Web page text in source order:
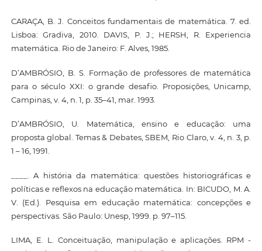
CARAÇA, B. J. Conceitos fundamentais de matemática. 7. ed.
Lisboa: Gradiva, 2010. DAVIS, P. J.; HERSH, R. Experiencia
matemática. Rio de Janeiro: F. Alves, 1985.
D’AMBRÓSIO, B. S. Formação de professores de matemática
para o século XXI: o grande desafio. Proposições, Unicamp,
Campinas, v. 4, n. 1, p. 35–41, mar. 1993.
D’AMBRÓSIO, U. Matemática, ensino e educação: uma
proposta global. Temas & Debates, SBEM, Rio Claro, v. 4, n. 3, p.
1 – 16, 1991.
____. A história da matemática: questões historiográficas e
políticas e reflexos na educação matemática. In: BICUDO, M. A.
V. (Ed.). Pesquisa em educação matemática: concepções e
perspectivas. São Paulo: Unesp, 1999. p. 97–115.
LIMA, E. L. Conceituação, manipulação e aplicações. RPM -